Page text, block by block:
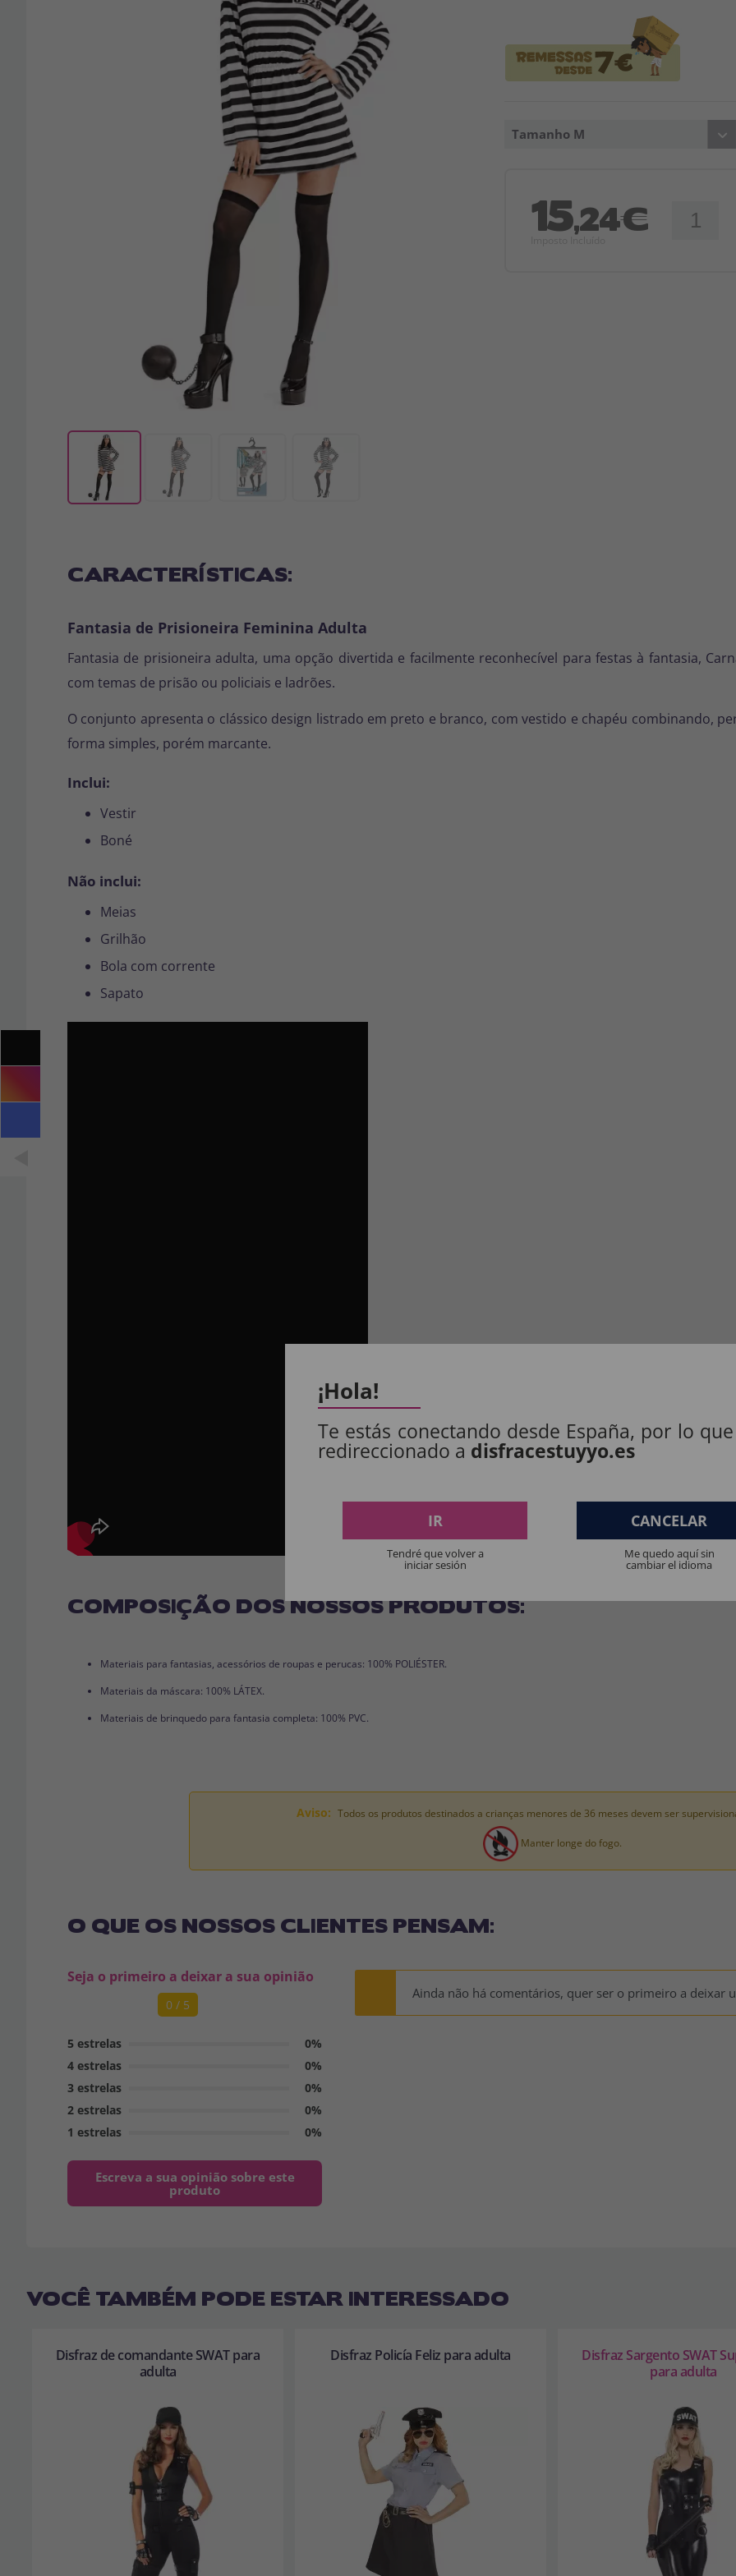
Tamanho M
15,24€
CARACTERÍSTICAS:
Fantasia de Prisioneira Feminina Adulta
Fantasia de prisioneira adulta, uma opção divertida e facilmente reconhecível para festas à fantasia,
com temas de prisão ou policiais e ladrões.
O conjunto apresenta o clássico design listrado em preto e branco, com vestido e chapéu combinando,
forma simples, porém marcante.
Inclui:
Vestir
Boné
Não inclui:
Meias
Grilhão
Bola com corrente
Sapato
COMPOSIÇÃO DOS NOSSOS PRODUTOS:
Materiais para fantasias, acessórios de roupas e perucas: 100% POLIÉSTER.
Materiais da máscara: 100% LÁTEX.
Materiais de brinquedo para fantasia completa: 100% PVC.
Aviso: Todos os produtos destinados a crianças menores de 36 meses devem ser
Manter longe do fogo.
O QUE OS NOSSOS CLIENTES PENSAM:
Seja o primeiro a deixar a sua opinião
0 / 5
5 estrelas
0%
4 estrelas
0%
3 estrelas
0%
2 estrelas
0%
1 estrelas
0%
Escreva a sua opinião sobre este
produto
Ainda não há comentários, quer ser o primeiro a deixar
VOCÊ TAMBÉM PODE ESTAR INTERESSADO
Disfraz de comandante SWAT para
adulta
Disfraz Policía Feliz para adulta
Disfraz Sargento SWAT
para adulta
¡Hola!
Te estás conectando desde España, por lo
redireccionado a disfracestuyyo.es
IR
Tendré que volver a
iniciar sesión
CANCELAR
Me quedo aquí sin
cambiar el idioma